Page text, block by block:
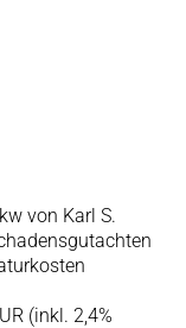
von Karl S.
(inkl. 2,4%